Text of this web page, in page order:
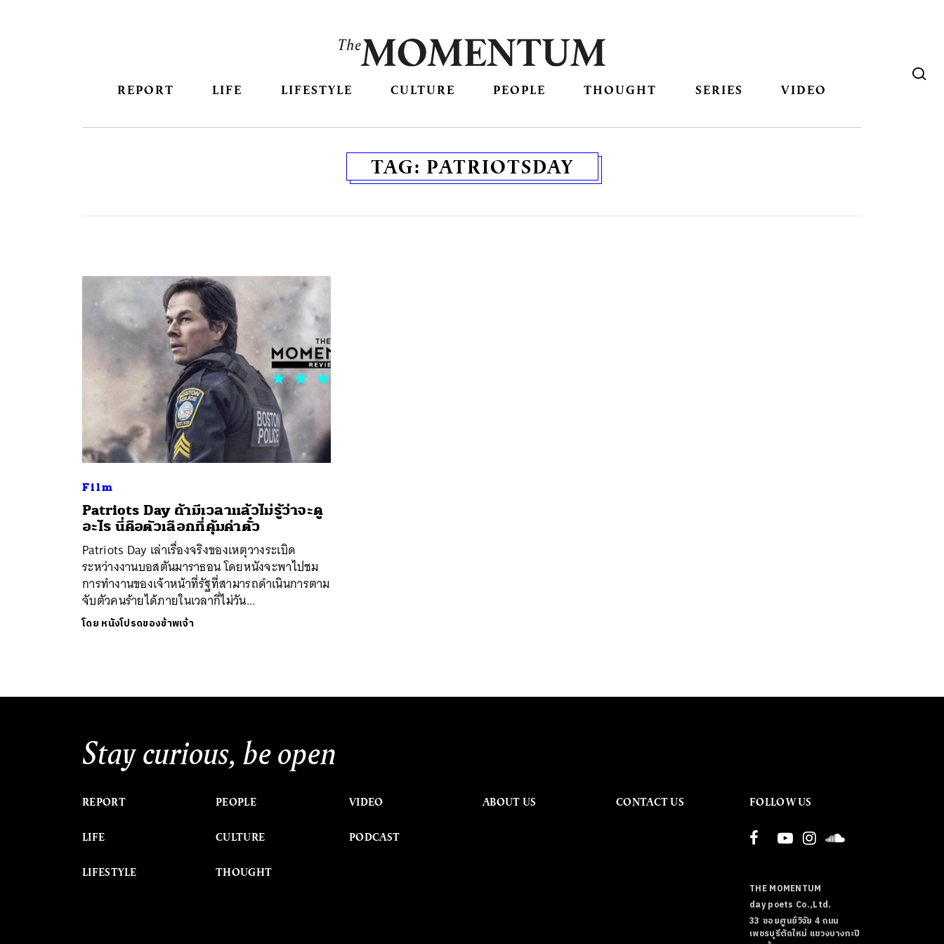
REPORT LIFE LIFESTYLE CULTURE PEOPLE THOUGHT SERIES VIDEO
TAG: PATRIOTSDAY
Film
Patriots Day ถ้ามีเวลาแล้วไม่รู้ว่าจะดู
อะไร นี่คือตัวเลือกที่คุ้มค่าตั๋ว
Patriots Day เล่าเรื่องจริงของเหตุวางระเบิด
ระหว่างงานบอสตันมาราธอน โดยหนังจะพาไปชม
การทำงานของเจ้าหน้าที่รัฐที่สามารถดำเนินการตาม
จับตัวคนร้ายได้ภายในเวลากี่ไม่วัน...
โดย หนังโปรดของข้าพเจ้า
Stay curious, be open
REPORT
LIFE
LIFESTYLE
PEOPLE
CULTURE
THOUGHT
VIDEO
PODCAST
ABOUT US CONTACT US FOLLOW US
THE MOMENTUM
day poets Co.,Ltd.
33 ซอยศูนย์วิจัย 4 ถนน
เพชรบุรีตัดใหม่ แขวงบางกะปิ
ค้นหา